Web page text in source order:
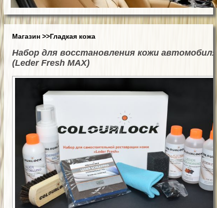
Магазин >>Гладкая кожа
Набор для восстановления кожи автомобиля
(Leder Fresh MAX)